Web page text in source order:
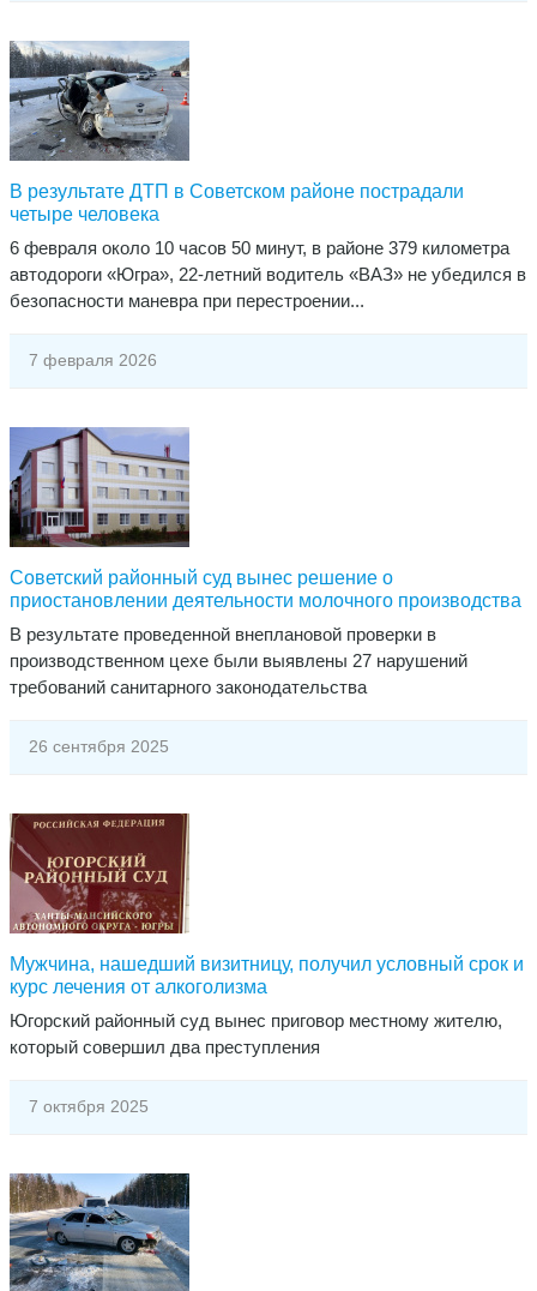
​В результате ДТП в Советском районе пострадали
четыре человека
6 февраля около 10 часов 50 минут, в районе 379 километра
автодороги «Югра», 22-летний водитель «ВАЗ» не убедился в
безопасности маневра при перестроении...
7 февраля 2026
Советский районный суд вынес решение о
приостановлении деятельности молочного производства
В результате проведенной внеплановой проверки в
производственном цехе были выявлены 27 нарушений
требований санитарного законодательства
26 сентября 2025
Мужчина, нашедший визитницу, получил условный срок и
курс лечения от алкоголизма
​Югорский районный суд вынес приговор местному жителю,
который совершил два преступления
7 октября 2025